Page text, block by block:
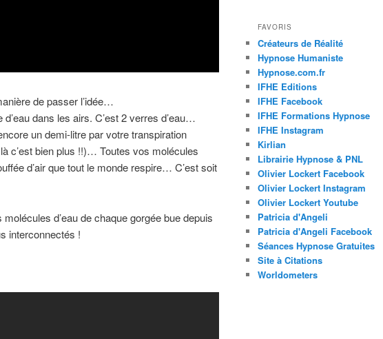
de passer l’idée…
dans les airs. C’est 2 verres d’eau…
un demi-litre par votre transpiration
c’est bien plus !!)… Toutes vos molécules
d’air que tout le monde respire… C’est soit
d’eau de chaque gorgée bue depuis
interconnectés !
FAVORIS
Créateurs de Réalité
Hypnose Humaniste
Hypnose.com.fr
IFHE Editions
IFHE Facebook
IFHE Formations Hypnose
IFHE Instagram
Kirlian
Librairie Hypnose & PNL
Olivier Lockert Facebook
Olivier Lockert Instagram
Olivier Lockert Youtube
Patricia d'Angeli
Patricia d'Angeli Facebook
Séances Hypnose Gratuites
Site à Citations
Worldometers